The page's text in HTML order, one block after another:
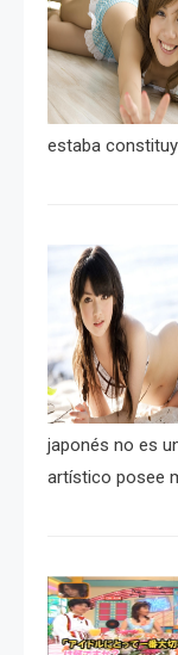
estaba
japonés no es
artístico posee